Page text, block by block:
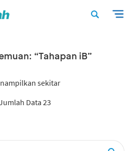
“Tahapan iB”
sekitar
Data 23